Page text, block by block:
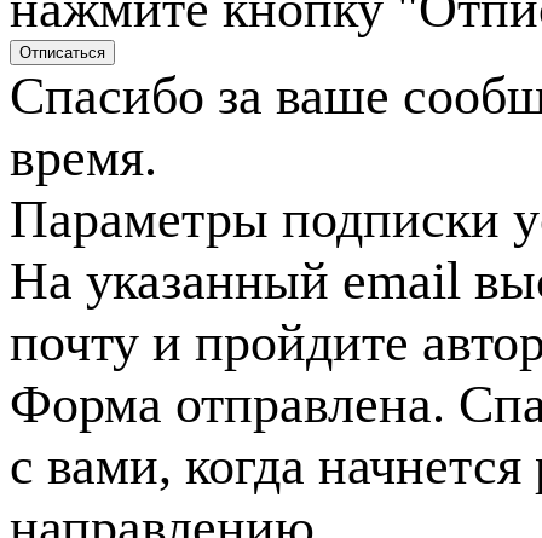
Спасибо за ваше
время.
Параметры подписки
На указанный email
почту и пройдите
Форма отправлена.
с вами, когда